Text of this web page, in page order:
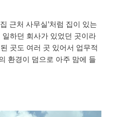
근처 사무실’처럼 집이 있는
하던 회사가 있었던 곳이라
곳도 여러 곳 있어서 업무적
환경이 덤으로 아주 맘에 들